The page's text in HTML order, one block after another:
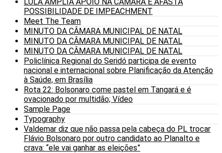
POSSIBILIDADE DE IMPEACHMENT
Meet The Team
MINUTO DA CÂMARA MUNICIPAL DE NATAL
MINUTO DA CÂMARA MUNICIPAL DE NATAL
MINUTO DA CÂMARA MUNICIPAL DE NATAL
Policlínica Regional do Seridó participa de evento
nacional e internacional sobre Planificação da Atenção
à Saúde, em Brasília
Rota 22: Bolsonaro come pastel em Tangará e é
ovacionado por multidão; Vídeo
Sample Page
Typography
Valdemar diz que não passa pela cabeça do PL trocar
Flávio Bolsonaro por outro candidato ao Planalto e
crava: “ele vai ganhar as eleições”